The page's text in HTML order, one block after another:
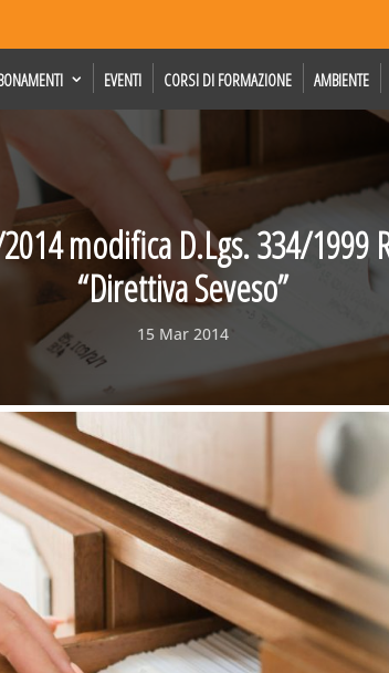
EVENTI CORSI DI FORMAZIONE AMBIENTE
modifica D.Lgs. 334/1999
“Direttiva Seveso”
15 Mar 2014